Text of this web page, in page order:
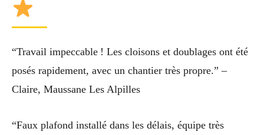
“Travail impeccable ! Les cloisons et doublages ont été
posés rapidement, avec un chantier très propre.” –
Claire, Maussane Les Alpilles
“Faux plafond installé dans les délais, équipe très